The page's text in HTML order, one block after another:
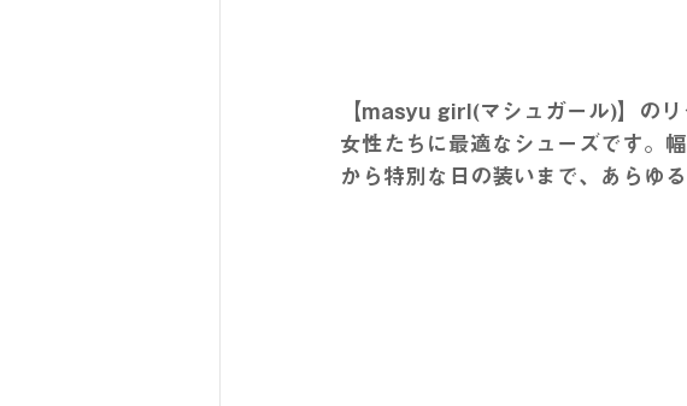
【masyu girl(マシュガール)】の
女性たちに最適なシューズです。
から特別な日の装いまで、あらゆ